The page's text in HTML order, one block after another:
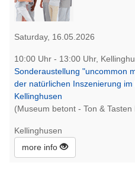
Saturday, 16.05.2026
10:00 Uhr - 13:00 Uhr,
Sonderaustellung "uncommon
der natürlichen Inszenierung
Kellinghusen
(Museum betont - Ton &
Kellinghusen
more info